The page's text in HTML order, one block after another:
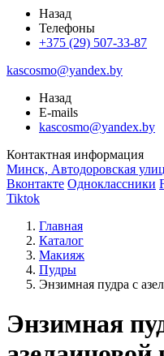
Назад
Телефоны
+375 (29) 507-33-87
kascosmo@yandex.by
Назад
E-mails
kascosmo@yandex.by
Контактная информация
Минск, Автодоровская
Вконтакте Одноклассники
Tiktok
Главная
Каталог
Макияж
Пудры
Энзимная пудра с
Энзимная